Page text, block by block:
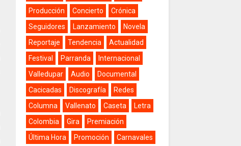
Producción
Concierto
Crónica
Seguidores
Lanzamiento
Novela
Reportaje
Tendencia
Actualidad
Festival
Parranda
Internacional
Valledupar
Audio
Documental
Cacicadas
Discografía
Redes
Columna
Vallenato Caseta
Letra
Colombia
Gira
Premiación
Última Hora
Promoción
Carnavales